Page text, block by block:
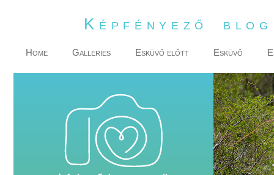
Képfényező
Home Galleries Esküvő előtt Esküvő